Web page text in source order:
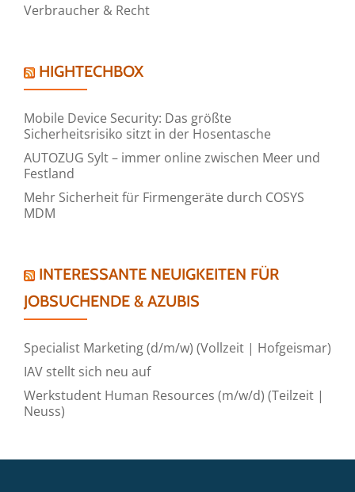
Verbraucher & Recht
HIGHTECHBOX
Mobile Device Security: Das größte
Sicherheitsrisiko sitzt in der Hosentasche
AUTOZUG Sylt – immer online zwischen Meer und
Festland
Mehr Sicherheit für Firmengeräte durch COSYS
MDM
INTERESSANTE NEUIGKEITEN FÜR
JOBSUCHENDE & AZUBIS
Specialist Marketing (d/m/w) (Vollzeit | Hofgeismar)
IAV stellt sich neu auf
Werkstudent Human Resources (m/w/d) (Teilzeit |
Neuss)